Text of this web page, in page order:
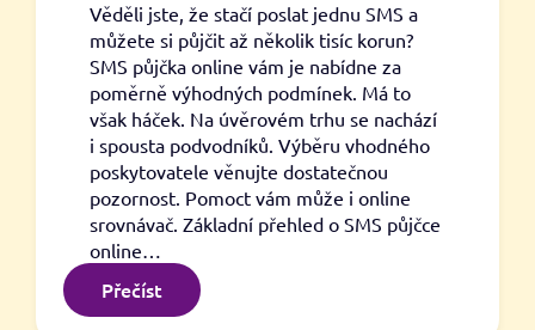
Věděli jste, že stačí poslat jednu SMS a
můžete si půjčit až několik tisíc korun?
SMS půjčka online vám je nabídne za
poměrně výhodných podmínek. Má to
však háček. Na úvěrovém trhu se nachází
i spousta podvodníků. Výběru vhodného
poskytovatele věnujte dostatečnou
pozornost. Pomoct vám může i online
srovnávač. Základní přehled o SMS půjčce
online…
Přečíst:
SMS